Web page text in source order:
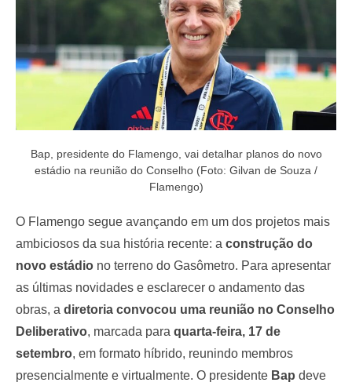
Bap, presidente do Flamengo, vai detalhar planos do novo
estádio na reunião do Conselho (Foto: Gilvan de Souza /
Flamengo)
O Flamengo segue avançando em um dos projetos mais
ambiciosos da sua história recente: a construção do
novo estádio no terreno do Gasômetro. Para apresentar
as últimas novidades e esclarecer o andamento das
obras, a diretoria convocou uma reunião no Conselho
Deliberativo, marcada para quarta-feira, 17 de
setembro, em formato híbrido, reunindo membros
presencialmente e virtualmente. O presidente Bap deve